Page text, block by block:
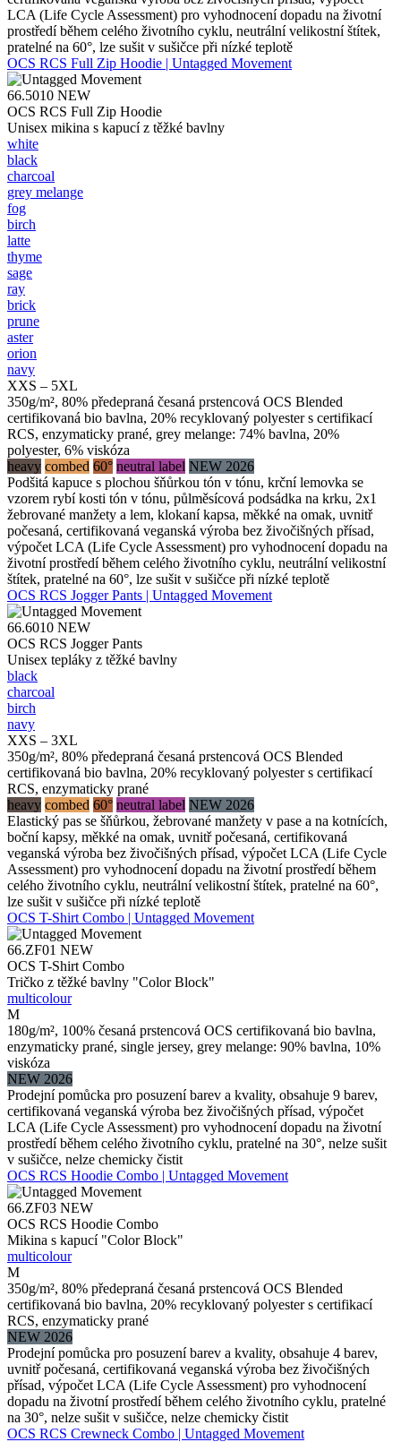
LCA (Life Cycle Assessment) pro vyhodnocení dopadu na životní
prostředí během celého životního cyklu, neutrální velikostní štítek,
pratelné na 60°, lze sušit v sušičce při nízké teplotě
OCS RCS Full Zip Hoodie | Untagged Movement
66.5010 NEW
OCS RCS Full Zip Hoodie
Unisex mikina s kapucí z těžké bavlny
white
black
charcoal
grey melange
fog
birch
latte
thyme
sage
ray
brick
prune
aster
orion
navy
XXS – 5XL
350g/m², 80% předepraná česaná prstencová OCS Blended
certifikovaná bio bavlna, 20% recyklovaný polyester s certifikací
RCS, enzymaticky prané, grey melange: 74% bavlna, 20%
polyester, 6% viskóza
heavy combed 60° neutral label NEW 2026
Podšitá kapuce s plochou šňůrkou tón v tónu, krční lemovka se
vzorem rybí kosti tón v tónu, půlměsícová podsádka na krku, 2x1
žebrované manžety a lem, klokaní kapsa, měkké na omak, uvnitř
počesaná, certifikovaná veganská výroba bez živočišných přísad,
výpočet LCA (Life Cycle Assessment) pro vyhodnocení dopadu na
životní prostředí během celého životního cyklu, neutrální velikostní
štítek, pratelné na 60°, lze sušit v sušičce při nízké teplotě
OCS RCS Jogger Pants | Untagged Movement
66.6010 NEW
OCS RCS Jogger Pants
Unisex tepláky z těžké bavlny
black
charcoal
birch
navy
XXS – 3XL
350g/m², 80% předepraná česaná prstencová OCS Blended
certifikovaná bio bavlna, 20% recyklovaný polyester s certifikací
RCS, enzymaticky prané
heavy combed 60° neutral label NEW 2026
Elastický pas se šňůrkou, žebrované manžety v pase a na kotnících,
boční kapsy, měkké na omak, uvnitř počesaná, certifikovaná
veganská výroba bez živočišných přísad, výpočet LCA (Life Cycle
Assessment) pro vyhodnocení dopadu na životní prostředí během
celého životního cyklu, neutrální velikostní štítek, pratelné na 60°,
lze sušit v sušičce při nízké teplotě
OCS T-Shirt Combo | Untagged Movement
66.ZF01 NEW
OCS T-Shirt Combo
Tričko z těžké bavlny "Color Block"
multicolour
M
180g/m², 100% česaná prstencová OCS certifikovaná bio bavlna,
enzymaticky prané, single jersey, grey melange: 90% bavlna, 10%
viskóza
NEW 2026
Prodejní pomůcka pro posuzení barev a kvality, obsahuje 9 barev,
certifikovaná veganská výroba bez živočišných přísad, výpočet
LCA (Life Cycle Assessment) pro vyhodnocení dopadu na životní
prostředí během celého životního cyklu, pratelné na 30°, nelze sušit
v sušičce, nelze chemicky čistit
OCS RCS Hoodie Combo | Untagged Movement
66.ZF03 NEW
OCS RCS Hoodie Combo
Mikina s kapucí "Color Block"
multicolour
M
350g/m², 80% předepraná česaná prstencová OCS Blended
certifikovaná bio bavlna, 20% recyklovaný polyester s certifikací
RCS, enzymaticky prané
NEW 2026
Prodejní pomůcka pro posuzení barev a kvality, obsahuje 4 barev,
uvnitř počesaná, certifikovaná veganská výroba bez živočišných
přísad, výpočet LCA (Life Cycle Assessment) pro vyhodnocení
dopadu na životní prostředí během celého životního cyklu, pratelné
na 30°, nelze sušit v sušičce, nelze chemicky čistit
OCS RCS Crewneck Combo | Untagged Movement